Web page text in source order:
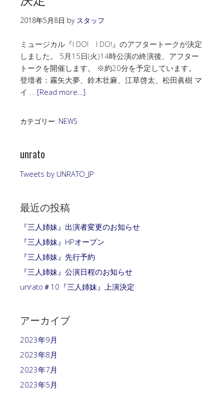
2018年5月8日 by スタッフ
ミュージカル『I DO! I DO!』のアフタートークが決定
しました。 5月15日(火)14時公演の終演後、アフター
トークを開催します。 ※約20分を予定しています。
登壇者：霧矢大夢、鈴木壮麻、江草啓太、松田眞樹 マ
イ … [Read more…]
カテゴリー: NEWS
unrato
Tweets by UNRATO_JP
最近の投稿
『三人姉妹』出演者変更のお知らせ
『三人姉妹』HPオープン
『三人姉妹』先行予約
『三人姉妹』公演日程のお知らせ
unrato＃10『三人姉妹』上演決定
アーカイブ
2023年9月
2023年8月
2023年7月
2023年5月